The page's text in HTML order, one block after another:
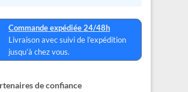
Commande expédiée 24/48h
Livraison avec suivi de l’expédition
jusqu’à chez vous.
de confiance